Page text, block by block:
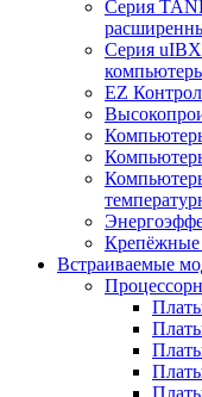
Серия
Серия
EZ
Крепёжные
Встраиваемые